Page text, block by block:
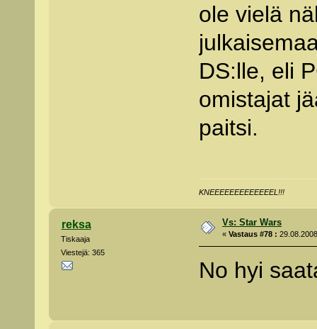
ole vielä
DS:lle, eli
omistajat
paitsi.
KNEEEEEEEEEEEEEL!!!
reksa
Tiskaaja
Viestejä: 365
Vs: Star Wars
«Vastaus #78 :
No hyi